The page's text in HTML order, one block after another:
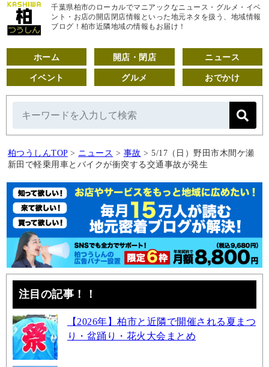
千葉県柏市のローカルでマニアックなニュース・グルメ・イベ
ント・お店の開店閉店情報といった地元ネタを扱う、地域情報
ブログ！柏市近隣地域の情報もお届け！
ホーム 開店・閉店 ニュース
イベント グルメ おでかけ
柏つうしんTOP > ニュース > 事故 > 5/17（日）野田市木間ケ瀬
新田で軽乗用車とバイクが衝突する交通事故が発生
注目の記事！！
【2026年】柏市と近隣で開催される夏まつ
り・盆踊り・花火大会まとめ